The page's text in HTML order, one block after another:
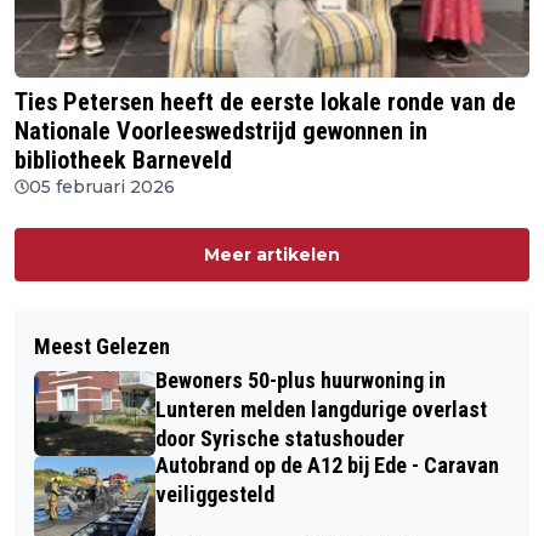
Ties Petersen heeft de eerste lokale ronde van de
Nationale Voorleeswedstrijd gewonnen in
bibliotheek Barneveld
05 februari 2026
Meer artikelen
Meest Gelezen
Bewoners 50-plus huurwoning in
Lunteren melden langdurige overlast
door Syrische statushouder
Autobrand op de A12 bij Ede - Caravan
veiliggesteld